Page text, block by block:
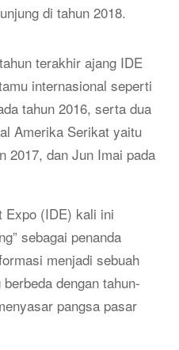
di tahun 2018.
terakhir ajang IDE
internasional seperti
tahun 2016, serta dua
Amerika Serikat yaitu
2017, dan Jun Imai pada
Expo (IDE) kali ini
sebagai penanda
menjadi sebuah
dengan tahun-
pangsa pasar